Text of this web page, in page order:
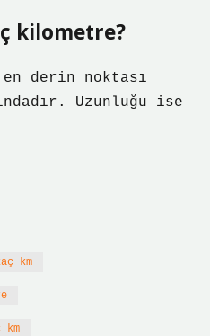
kilometre?
derin noktası
Uzunluğu ise
km